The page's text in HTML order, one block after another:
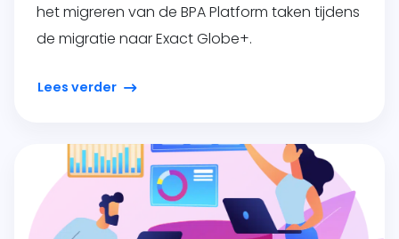
het migreren van de BPA Platform taken tijdens
de migratie naar Exact Globe+.
Lees verder